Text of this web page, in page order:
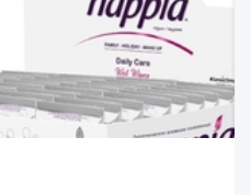
999 сўм
999 сўм
999 сўм
999 сўм
999 сўм
999 сўм
999 сўм
999 сўм
999 сўм
999 сўм
999 сўм